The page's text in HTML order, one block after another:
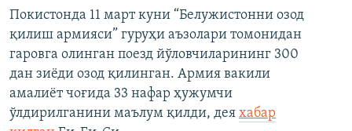
Покистонда 11 март куни “Белужистонни озод
қилиш армияси” гуруҳи аъзолари томонидан
гаровга олинган поезд йўловчиларининг 300
дан зиёди озод қилинган. Армия вакили
амалиёт чоғида 33 нафар ҳужумчи
ўлдирилганини маълум қилди, дея хабар